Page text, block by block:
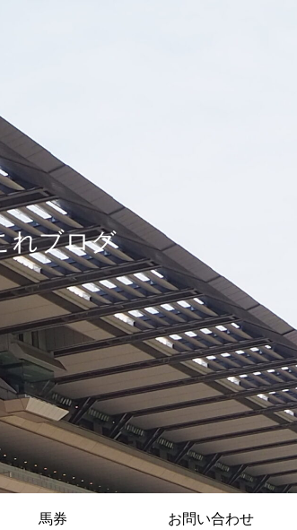
れブログ
馬券 お問い合わせ